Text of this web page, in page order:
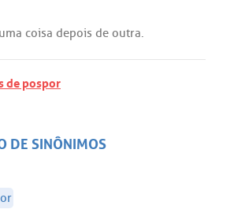
coisa depois de outra.
de pospor
DE SINÔNIMOS